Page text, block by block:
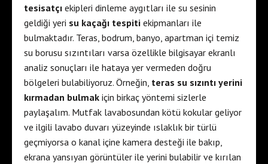
tesisatçı ekipleri dinleme aygıtları ile su sesinin
geldiği yeri su kaçağı tespiti ekipmanları ile
bulmaktadır. Teras, bodrum, banyo, apartman içi temiz
su borusu sızıntıları varsa özellikle bilgisayar ekranlı
analiz sonuçları ile hataya yer vermeden doğru
bölgeleri bulabiliyoruz. Örneğin, teras su sızıntı yerini
kırmadan bulmak için birkaç yöntemi sizlerle
paylaşalım. Mutfak lavabosundan kötü kokular geliyor
ve ilgili lavabo duvarı yüzeyinde ıslaklık bir türlü
geçmiyorsa o kanal içine kamera desteği ile bakıp,
ekrana yansıyan görüntüler ile yerini bulabilir ve kırılan